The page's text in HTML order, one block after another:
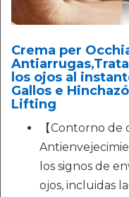
Crema per
los ojos al
Gallos e
Lifting
【Contorno de
los signos de
ojos, incluidas